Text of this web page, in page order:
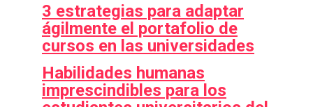
3 estrategias para adaptar
ágilmente el portafolio de
cursos en las universidades
Habilidades humanas
imprescindibles para los